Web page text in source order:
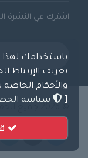
اشترك في النشرة
باستخدامك لهذا
تعريف الإرتباط
والأحكام الخاصة
[
سياسة